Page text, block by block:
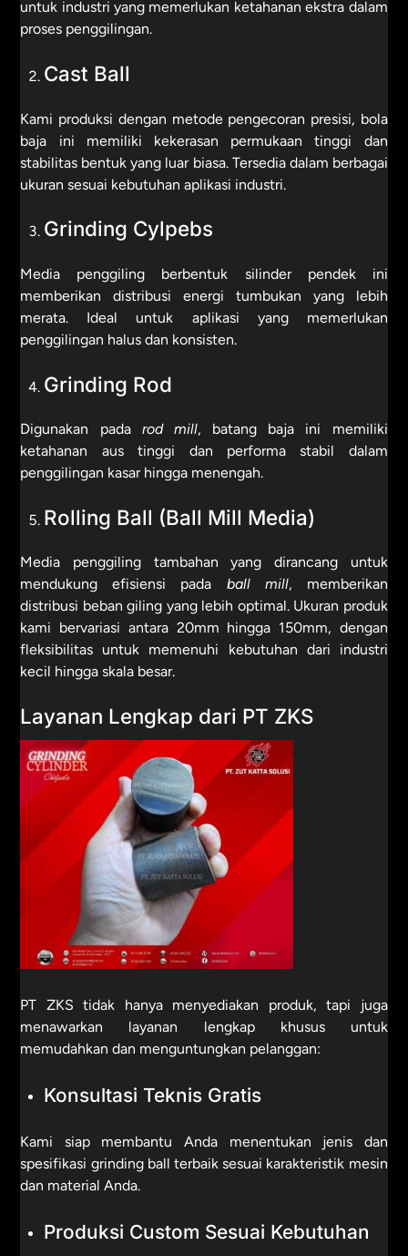
untuk industri yang memerlukan ketahanan ekstra dalam
proses penggilingan.
Cast Ball
Kami produksi dengan metode pengecoran presisi, bola
baja ini memiliki kekerasan permukaan tinggi dan
stabilitas bentuk yang luar biasa. Tersedia dalam berbagai
ukuran sesuai kebutuhan aplikasi industri.
Grinding Cylpebs
Media penggiling berbentuk silinder pendek ini
memberikan distribusi energi tumbukan yang lebih
merata. Ideal untuk aplikasi yang memerlukan
penggilingan halus dan konsisten.
Grinding Rod
Digunakan pada rod mill, batang baja ini memiliki
ketahanan aus tinggi dan performa stabil dalam
penggilingan kasar hingga menengah.
Rolling Ball (Ball Mill Media)
Media penggiling tambahan yang dirancang untuk
mendukung efisiensi pada ball mill, memberikan
distribusi beban giling yang lebih optimal. Ukuran produk
kami bervariasi antara 20mm hingga 150mm, dengan
fleksibilitas untuk memenuhi kebutuhan dari industri
kecil hingga skala besar.
Layanan Lengkap dari PT ZKS
PT ZKS tidak hanya menyediakan produk, tapi juga
menawarkan layanan lengkap khusus untuk
memudahkan dan menguntungkan pelanggan:
Konsultasi Teknis Gratis
Kami siap membantu Anda menentukan jenis dan
spesifikasi grinding ball terbaik sesuai karakteristik mesin
dan material Anda.
Produksi Custom Sesuai Kebutuhan